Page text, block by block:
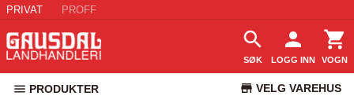
PRIVAT PROFF
SØK LOGG INN VOGN
PRODUKTER VELG VAREHUS